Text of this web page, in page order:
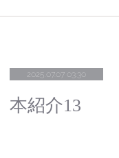
2025.07.07 03:30
本紹介13